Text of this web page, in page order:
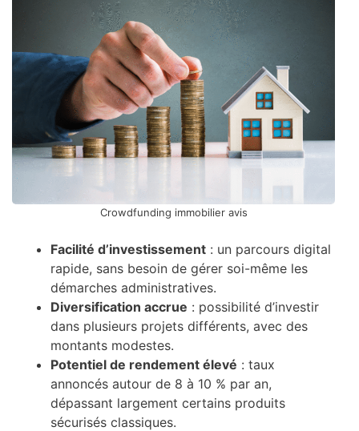
Crowdfunding immobilier avis
Facilité d’investissement : un parcours digital
rapide, sans besoin de gérer soi-même les
démarches administratives.
Diversification accrue : possibilité d’investir
dans plusieurs projets différents, avec des
montants modestes.
Potentiel de rendement élevé : taux
annoncés autour de 8 à 10 % par an,
dépassant largement certains produits
sécurisés classiques.